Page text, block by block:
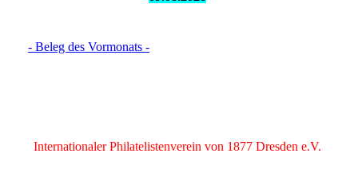
- Beleg des Vormonats -
Internationaler Philatelistenverein von 1877 Dresden e.V.